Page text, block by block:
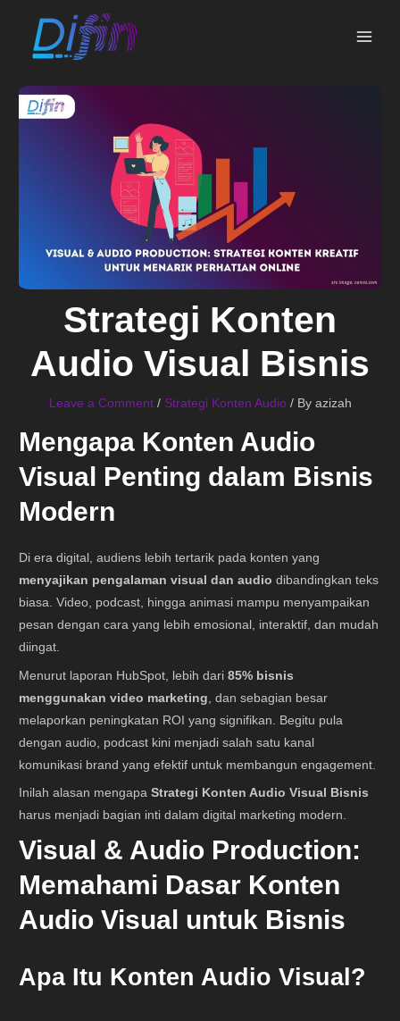
content
Strategi Konten
Audio Visual Bisnis
Leave a Comment / Strategi Konten Audio / By azizah
Mengapa Konten Audio
Visual Penting dalam Bisnis
Modern
Di era digital, audiens lebih tertarik pada konten yang
menyajikan pengalaman visual dan audio dibandingkan teks
biasa. Video, podcast, hingga animasi mampu menyampaikan
pesan dengan cara yang lebih emosional, interaktif, dan mudah
diingat.
Menurut laporan HubSpot, lebih dari85% bisnis
menggunakan video marketing , dan sebagian besar
melaporkan peningkatan ROI yang signifikan. Begitu pula
dengan audio, podcast kini menjadi salah satu kanal
komunikasi brand yang efektif untuk membangun engagement.
Inilah alasan mengapaStrategi Konten Audio Visual Bisnis
harus menjadi bagian inti dalam digital marketing modern.
Visual & Audio Production:
Memahami Dasar Konten
Audio Visual untuk Bisnis
Apa Itu Konten Audio Visual?